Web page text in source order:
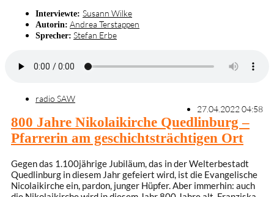
Interviewte: Susann Wilke
Autorin: Andrea Terstappen
Sprecher: Stefan Erbe
radio SAW
27.04.2022 04:58
800 Jahre Nikolaikirche Quedlinburg –
Pfarrerin am geschichtsträchtigen Ort
Gegen das 1.100jährige Jubiläum, das in der Welterbestadt
Quedlinburg in diesem Jahr gefeiert wird, ist die Evangelische
Nicolaikirche ein, pardon, junger Hüpfer. Aber immerhin: auch